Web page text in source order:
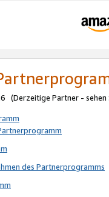
(Derzeitige Partner - sehen
des Partnerprogramms